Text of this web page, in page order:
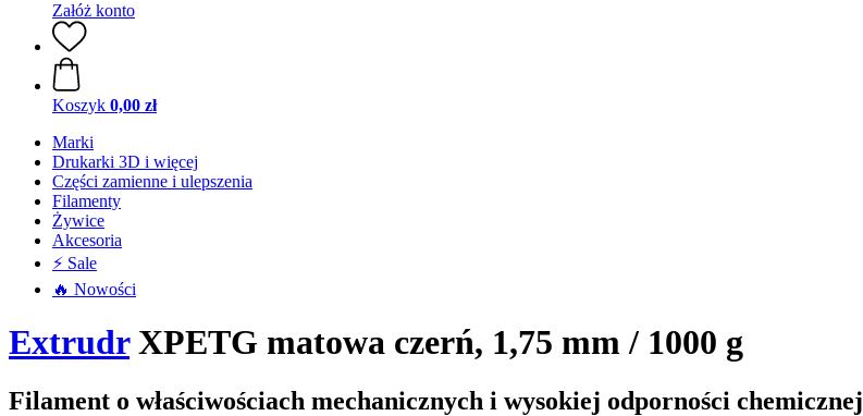
Załóż konto
Koszyk 0,00 zł
Marki
Drukarki 3D i więcej
Części zamienne i ulepszenia
Filamenty
Żywice
Akcesoria
⚡ Sale
🔥 Nowości
ExtrudrXPETG matowa czerń, 1,75 mm / 1000 g
Filament o właściwościach mechanicznych i wysokiej odporności chemicznej